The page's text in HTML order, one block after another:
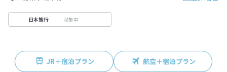
日本旅行 収集中
JR＋宿泊プラン 航空＋宿泊プラン